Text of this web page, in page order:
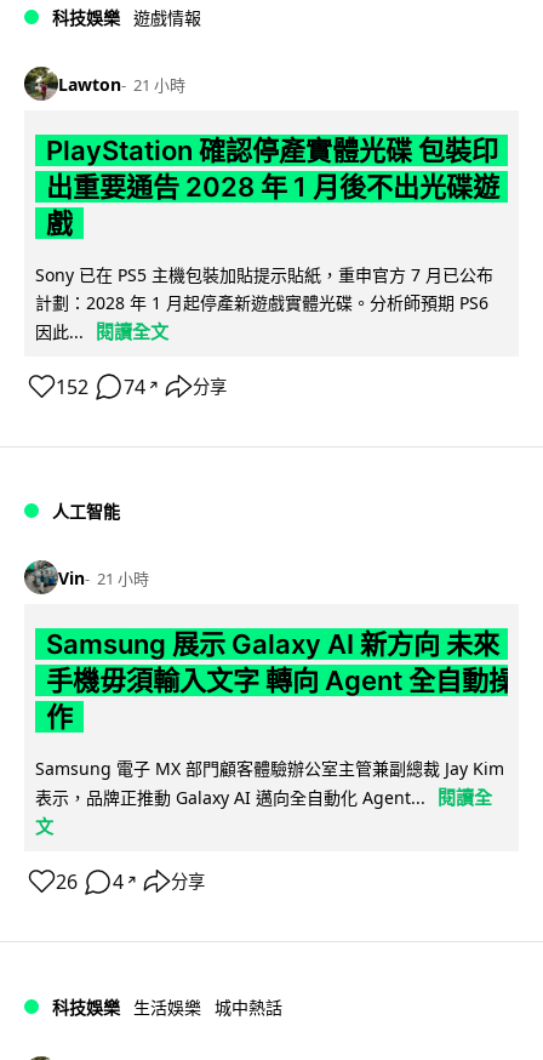
科技娛樂 遊戲情報
Lawton 21 小時
PlayStation 確認停產實體光碟 包裝印
出重要通告 2028 年 1 月後不出光碟遊
戲
Sony 已在 PS5 主機包裝加貼提示貼紙，重申官方 7 月已公布
計劃：2028 年 1 月起停產新遊戲實體光碟。分析師預期 PS6
因此...
閱讀全文
152 74 ↗ 分享
人工智能
Vin 21 小時
Samsung 展示 Galaxy AI 新方向 未來
手機毋須輸入文字 轉向 Agent 全自動操
作
Samsung 電子 MX 部門顧客體驗辦公室主管兼副總裁 Jay Kim
表示，品牌正推動 Galaxy AI 邁向全自動化 Agent...
閱讀全
文
26 4 ↗ 分享
科技娛樂 生活娛樂 城中熱話